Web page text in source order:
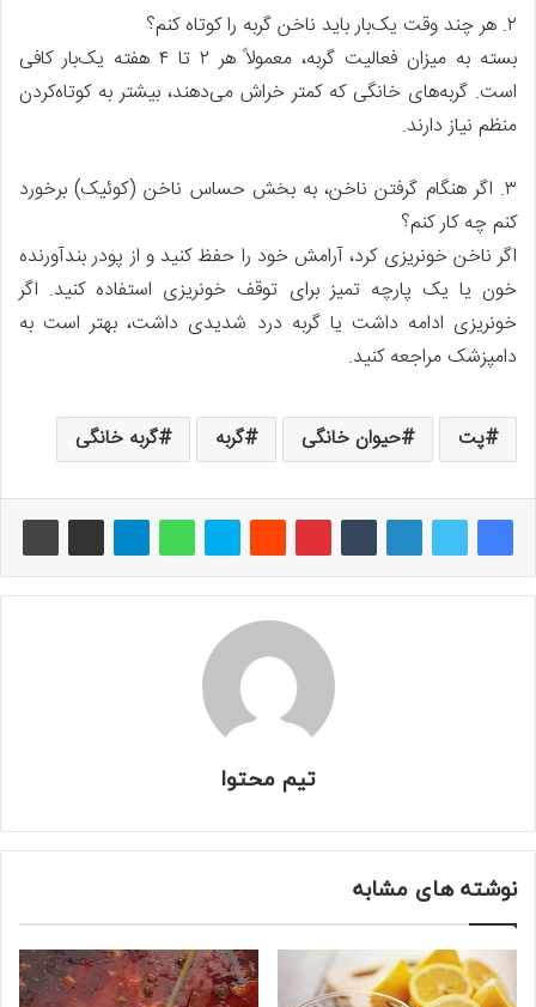
۲. هر چند وقت یک‌بار باید ناخن گربه را کوتاه کنم؟
بسته به میزان فعالیت گربه، معمولاً هر ۲ تا ۴ هفته یک‌بار کافی
است. گربه‌های خانگی که کمتر خراش می‌دهند، بیشتر به کوتاه‌کردن
منظم نیاز دارند.
۳. اگر هنگام گرفتن ناخن، به بخش حساس ناخن (کوئیک) برخورد
کنم چه کار کنم؟
اگر ناخن خونریزی کرد، آرامش خود را حفظ کنید و از پودر بندآورنده
خون یا یک پارچه تمیز برای توقف خونریزی استفاده کنید. اگر
خونریزی ادامه داشت یا گربه درد شدیدی داشت، بهتر است به
دامپزشک مراجعه کنید.
پت حیوان خانگی گربه گربه خانگی
تیم محتوا
نوشته های مشابه